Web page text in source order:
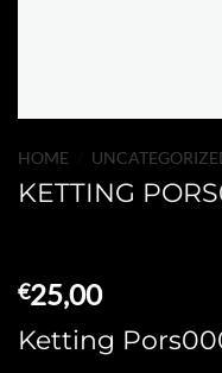
HOME
KETTING
€25,00
Ketting